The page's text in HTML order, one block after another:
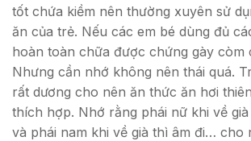
tốt chứa kiềm nên thường xuyên sử
ăn của trẻ. Nếu các em bé dùng đủ
hoàn toàn chữa được chứng gày còm
Nhưng cần nhớ không nên thái quá.
rất dương cho nên ăn thức ăn hơi
thích hợp. Nhớ rằng phái nữ khi về
và phái nam khi về già thì âm đi… cho